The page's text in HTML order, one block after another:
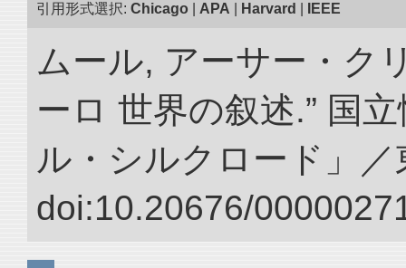
引用形式選択: Chicago APA Harvard IEEE
ムール, アーサー・ク
ーロ 世界の叙述.” 国
ル・シルクロード」／
doi:10.20676/